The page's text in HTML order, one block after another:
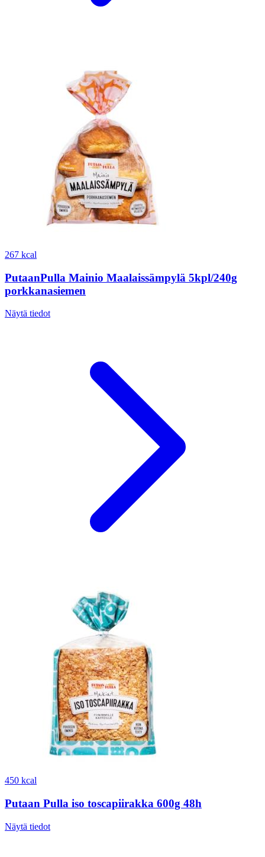
267 kcal
PutaanPulla Mainio Maalaissämpylä 5kpl/240g
porkkanasiemen
Näytä tiedot
450 kcal
Putaan Pulla iso toscapiirakka 600g 48h
Näytä tiedot